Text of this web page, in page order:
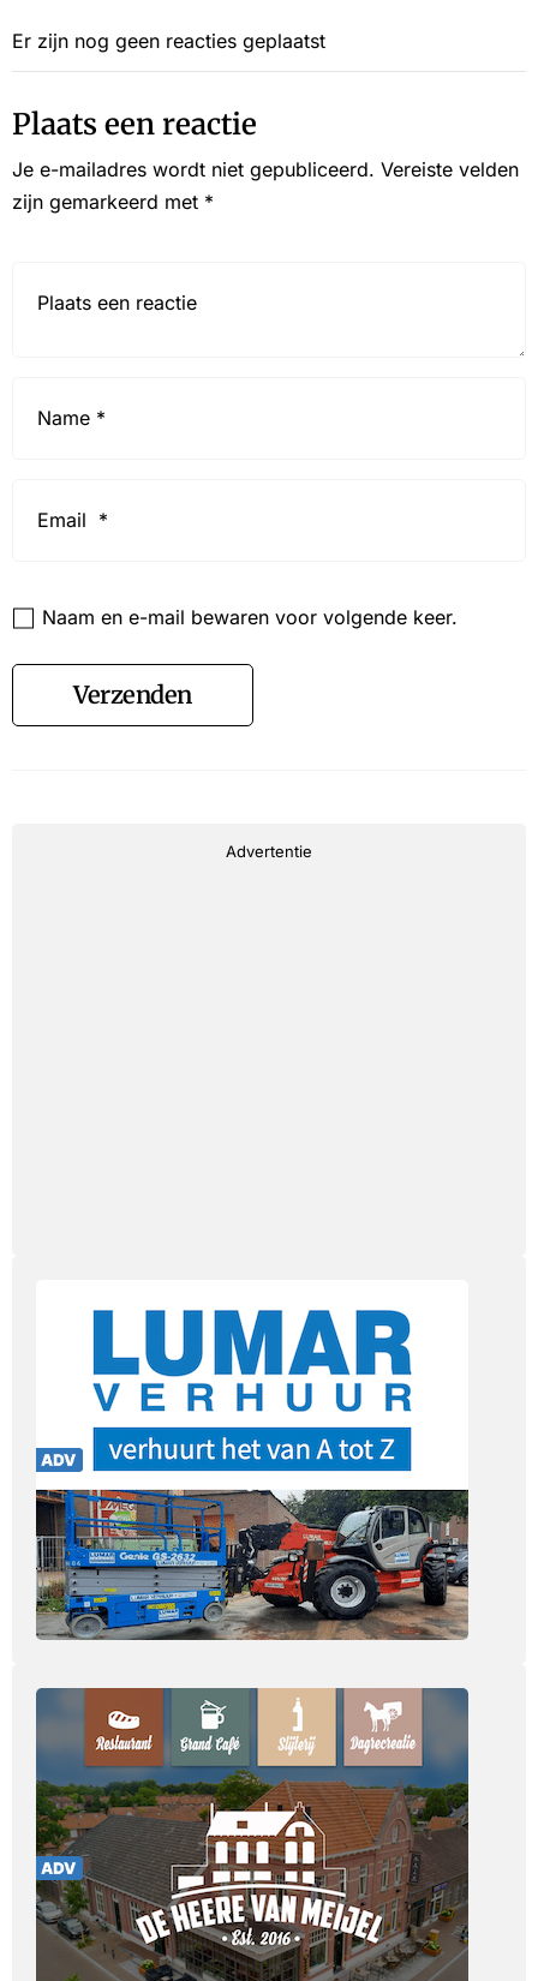
Er zijn nog geen reacties geplaatst
Plaats een reactie
Je e-mailadres wordt niet gepubliceerd. Vereiste velden
zijn gemarkeerd met *
Naam en e-mail bewaren voor volgende keer.
Verzenden
Advertentie